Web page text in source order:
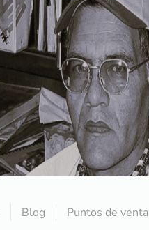
Blog Puntos de venta